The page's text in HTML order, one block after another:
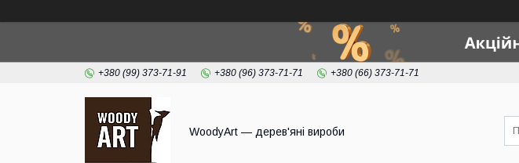
+380 (99) 373-71-91 +380 (96) 373-71-71 +380 (66) 373-71-71
WoodyArt — дерев'яні вироби